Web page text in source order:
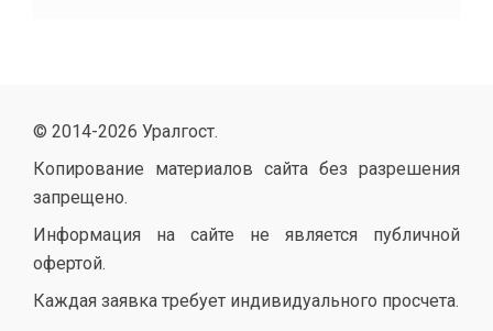
© 2014-2026 Уралгост.
Копирование материалов сайта без разрешения
запрещено.
Информация на сайте не является публичной
офертой.
Каждая заявка требует индивидуального просчета.